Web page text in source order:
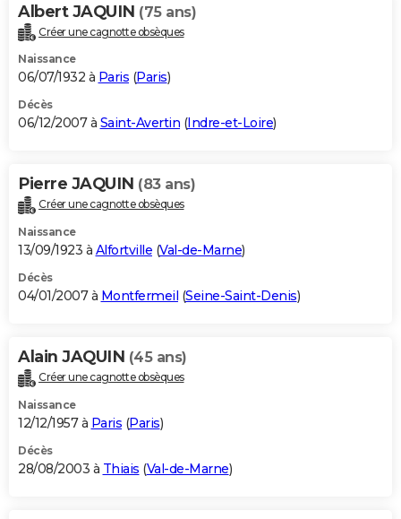
Albert JAQUIN (75 ans)
Créer une cagnotte obsèques
Naissance
06/07/1932 à Paris (Paris)
Décès
06/12/2007 à Saint-Avertin (Indre-et-Loire)
Pierre JAQUIN (83 ans)
Créer une cagnotte obsèques
Naissance
13/09/1923 à Alfortville (Val-de-Marne)
Décès
04/01/2007 à Montfermeil (Seine-Saint-Denis)
Alain JAQUIN (45 ans)
Créer une cagnotte obsèques
Naissance
12/12/1957 à Paris (Paris)
Décès
28/08/2003 à Thiais (Val-de-Marne)